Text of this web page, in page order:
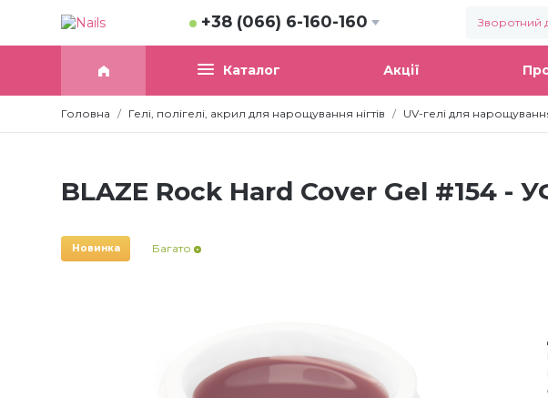
+38 (066) 6-160-160 Зворотний
Каталог Акції
Головна Гелі, полігелі, акрил для нарощування нігтів UV-гелі для
BLAZE Rock Hard Cover Gel #154
Новинка Багато